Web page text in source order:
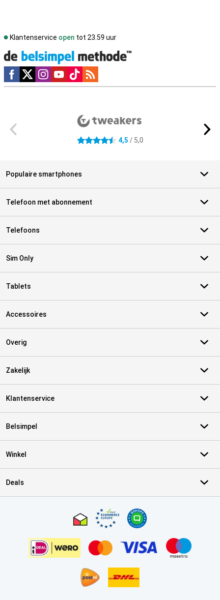
Klantenservice open tot 23.59 uur
Social media
4.5 sterren 4,5 / 5,0
Populaire smartphones
Telefoon met abonnement
Telefoons
Sim Only
Tablets
Accessoires
Overig
Zakelijk
Klantenservice
Belsimpel
Winkel
Deals